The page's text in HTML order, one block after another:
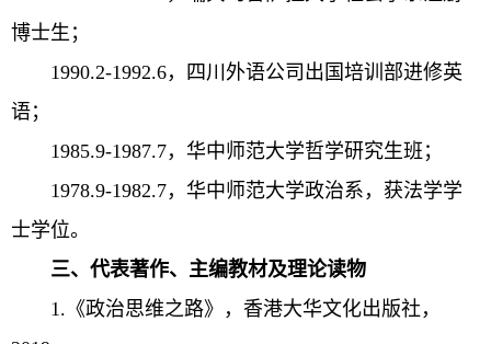
博士生；
1990.2-1992.6，四川外语公司出国培训部进修英
语；
1985.9-1987.7，华中师范大学哲学研究生班；
1978.9-1982.7，华中师范大学政治系，获法学学
士学位。
三、代表著作、主编教材及理论读物
1.《政治思维之路》，香港大华文化出版社，